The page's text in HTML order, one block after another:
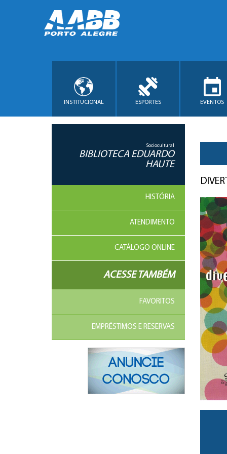
INSTITUCIONAL ESPORTES EVENTOS
Sociocultural
BIBLIOTECA EDUARDO
HAUTE
HISTÓRIA
ATENDIMENTO
CATÁLOGO ONLINE
ACESSE TAMBÉM
FAVORITOS
EMPRÉSTIMOS E RESERVAS